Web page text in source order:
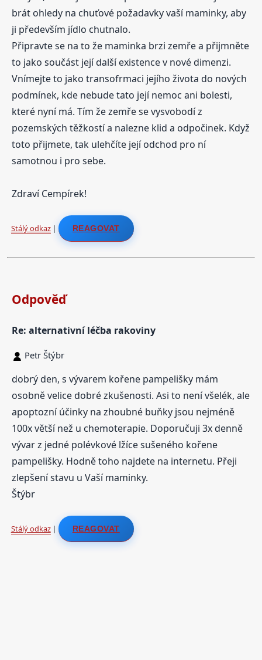
brát ohledy na chuťové požadavky vaší maminky, aby
ji především jídlo chutnalo.
Připravte se na to že maminka brzi zemře a přijmněte
to jako součást její další existence v nové dimenzi.
Vnímejte to jako transofrmaci jejího života do nových
podmínek, kde nebude tato její nemoc ani bolesti,
které nyní má. Tím že zemře se vysvobodí z
pozemských těžkostí a nalezne klid a odpočinek. Když
toto přijmete, tak ulehčíte její odchod pro ní
samotnou i pro sebe.
Zdraví Cempírek!
Stálý odkaz| REAGOVAT
Odpověď
Re: alternativní léčba rakoviny
Petr Štýbr
dobrý den, s vývarem kořene pampelišky mám
osobně velice dobré zkušenosti. Asi to není všelék, ale
apoptozní účinky na zhoubné buňky jsou nejméně
100x větší než u chemoterapie. Doporučuji 3x denně
vývar z jedné polévkové lžíce sušeného kořene
pampelišky. Hodně toho najdete na internetu. Přeji
zlepšení stavu u Vaší maminky.
Štýbr
Stálý odkaz| REAGOVAT